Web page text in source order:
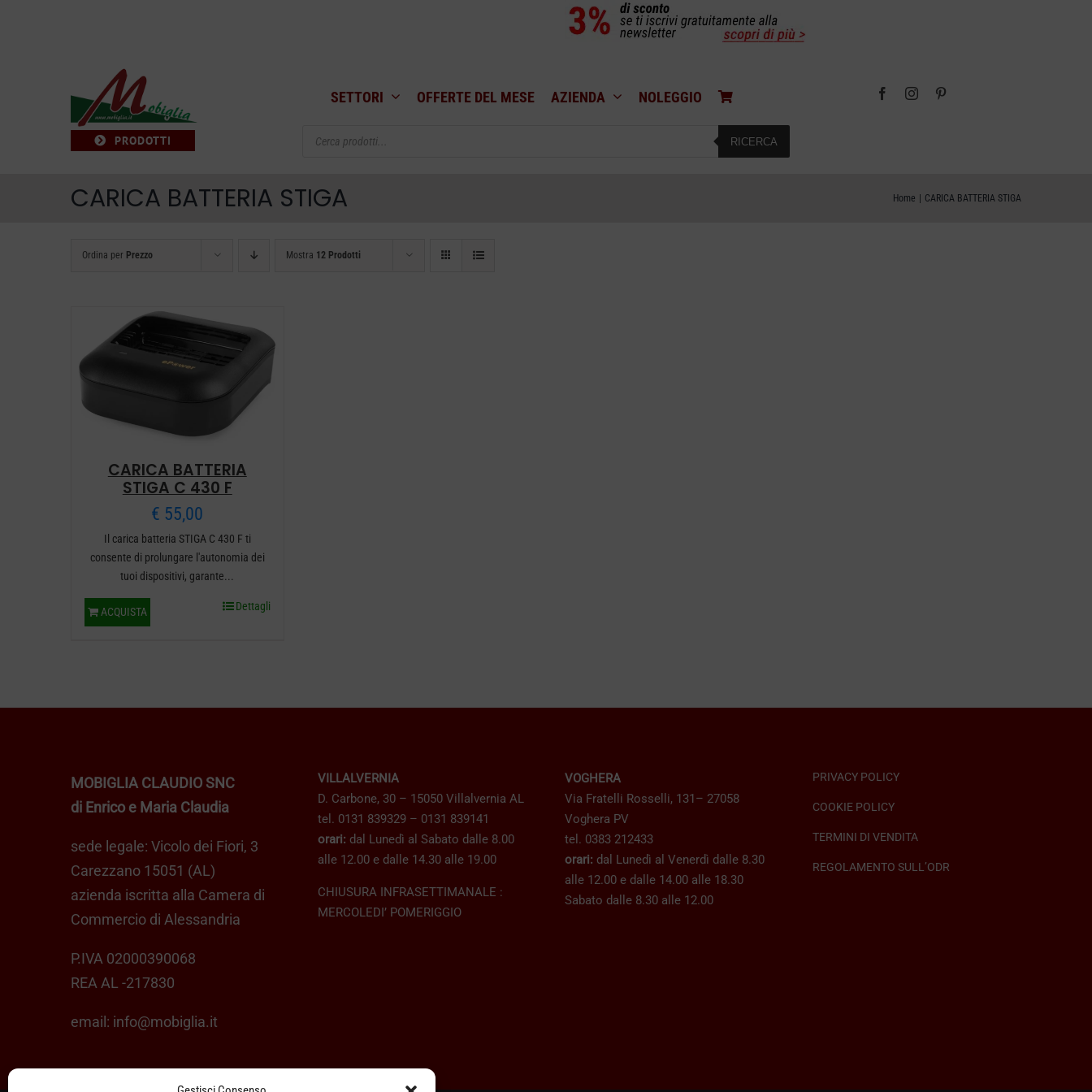
PRODOTTI
SETTORI OFFERTE DEL MESE AZIENDA NOLEGGIO
search
RICERCA
CARICA BATTERIA STIGA Home CARICA BATTERIA STIGA
Ordina per Prezzo Mostra 12 Prodotti
CARICA BATTERIA
STIGA C 430 F
€ 55,00
Il carica batteria STIGA C 430 F ti
consente di prolungare l'autonomia dei
tuoi dispositivi, garante...
ACQUISTA Dettagli
MOBIGLIA CLAUDIO SNC
di Enrico e Maria Claudia
sede legale: Vicolo dei Fiori, 3
Carezzano 15051 (AL)
azienda iscritta alla Camera di
Commercio di Alessandria
P.IVA 02000390068
REA AL -217830
email: info@mobiglia.it
VILLALVERNIA
D. Carbone, 30 – 15050 Villalvernia AL
tel. 0131 839329 – 0131 839141
orari: dal Lunedì al Sabato dalle 8.00
alle 12.00 e dalle 14.30 alle 19.00
CHIUSURA INFRASETTIMANALE :
MERCOLEDI’ POMERIGGIO
VOGHERA
Via Fratelli Rosselli, 131– 27058
Voghera PV
tel. 0383 212433
orari: dal Lunedì al Venerdì dalle 8.30
alle 12.00 e dalle 14.00 alle 18.30
Sabato dalle 8.30 alle 12.00
PRIVACY POLICY
COOKIE POLICY
TERMINI DI VENDITA
REGOLAMENTO SULL’ODR